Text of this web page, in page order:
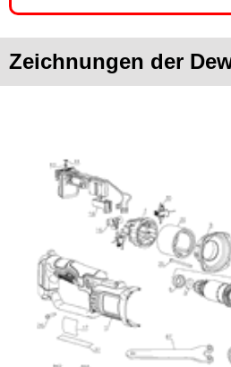
Zeichnungen der